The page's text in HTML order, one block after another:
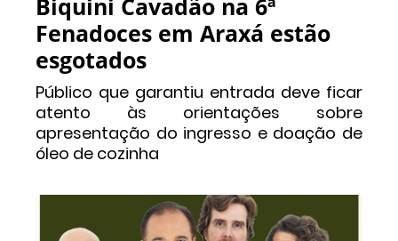
Biquini Cavadão na 6ª
Fenadoces em Araxá estão
esgotados
Público que garantiu entrada deve ficar
atento às orientações sobre
apresentação do ingresso e doação de
óleo de cozinha